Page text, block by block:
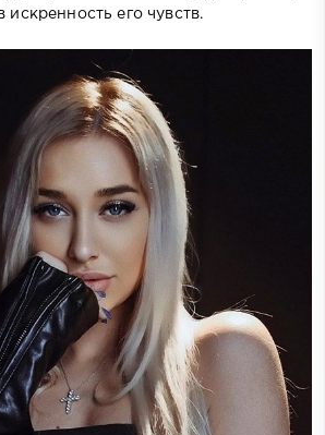
искренность его чувств.